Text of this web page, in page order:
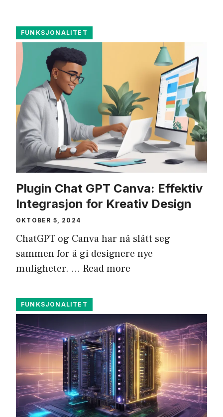
FUNKSJONALITET
Plugin Chat GPT Canva: Effektiv
Integrasjon for Kreativ Design
OKTOBER 5, 2024
ChatGPT og Canva har nå slått seg
sammen for å gi designere nye
muligheter. … Read more
FUNKSJONALITET